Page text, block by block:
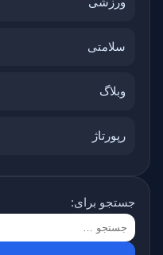
سلامتی
وبلاگ
رپورتاژ
جستجو برای: